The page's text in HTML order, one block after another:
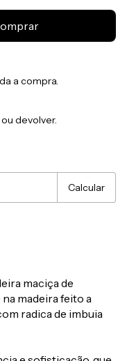
a compra.
devolver.
Calcular
maciça de
madeira feito a
radica de imbuia